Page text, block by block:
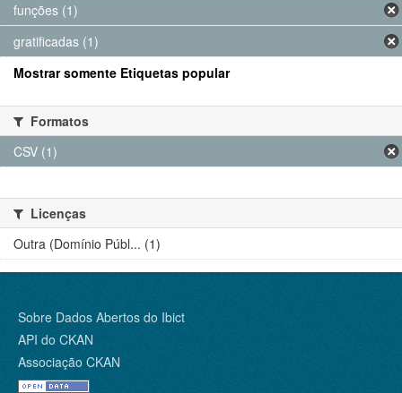
funções (1)
gratificadas (1)
Mostrar somente Etiquetas popular
Formatos
CSV (1)
Licenças
Outra (Domínio Públ... (1)
Sobre Dados Abertos do Ibict
API do CKAN
Associação CKAN